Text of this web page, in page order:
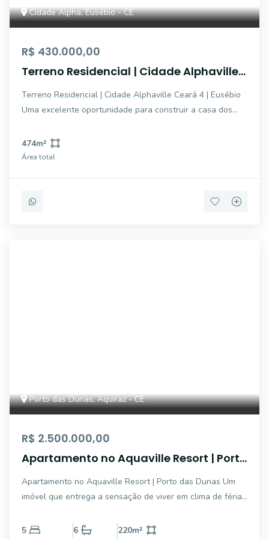
Cidade Alpha, Eusébio - CE
R$ 430.000,00
Terreno Residencial | Cidade Alphaville
Terreno Residencial | Cidade Alphaville Ceará 4 | Eusébio
Uma excelente oportunidade para construir a casa dos
Eusébio. Localizado no Cidade Alphaville Ceará 4, o
terreno está inserido em um empreen
474m²
Área total
Porto das Dunas, Aquiraz - CE
R$ 2.500.000,00
Apartamento no Aquaville Resort | Porto
Apartamento no Aquaville Resort | Porto das Dunas Um
imóvel que entrega a sensação de viver em clima de férias
completo e uma localização privilegiada no litoral
5 6 220m²